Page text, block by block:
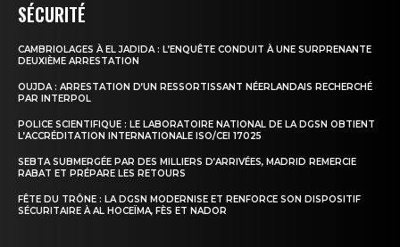
SÉCURITÉ
CAMBRIOLAGES À EL JADIDA : L’ENQUÊTE CONDUIT À UNE SURPRENANTE
DEUXIÈME ARRESTATION
OUJDA : ARRESTATION D’UN RESSORTISSANT NÉERLANDAIS RECHERCHÉ
PAR INTERPOL
POLICE SCIENTIFIQUE : LE LABORATOIRE NATIONAL DE LA DGSN OBTIENT
L’ACCRÉDITATION INTERNATIONALE ISO/CEI 17025
SEBTA SUBMERGÉE PAR DES MILLIERS D’ARRIVÉES, MADRID REMERCIE
RABAT ET PRÉPARE LES RETOURS
FÊTE DU TRÔNE : LA DGSN MODERNISE ET RENFORCE SON DISPOSITIF
SÉCURITAIRE À AL HOCEÏMA, FÈS ET NADOR